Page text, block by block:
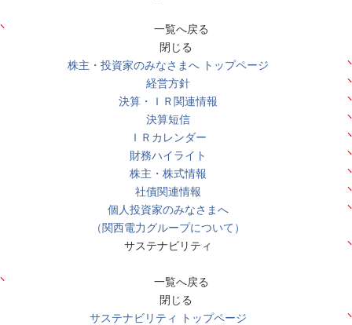
一覧へ戻る
閉じる
株主・投資家のみなさまへ トップページ
経営方針
決算・ＩＲ関連情報
決算短信
ＩＲカレンダー
財務ハイライト
株主・株式情報
社債関連情報
個人投資家のみなさまへ
（関西電力グループについて）
サステナビリティ
一覧へ戻る
閉じる
サステナビリティ トップページ